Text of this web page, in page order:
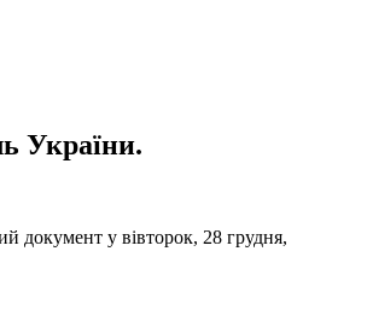
України.
документ у вівторок, 28 грудня,